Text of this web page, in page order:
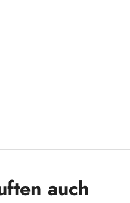
und
auch